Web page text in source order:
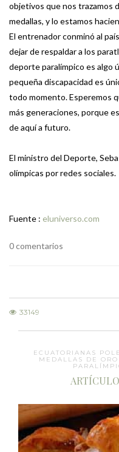
objetivos que nos trazamos
medallas, y lo estamos
El entrenador conminó al
dejar de respaldar a los
deporte paralímpico es algo
pequeña discapacidad es
todo momento. Esperemos
más generaciones, porque
de aquí a futuro.
El ministro del Deporte,
olímpicas por redes sociales.
Fuente : eluniverso.com
0 comentarios
33149
ECUATORIANAS
MEDALLAS DE